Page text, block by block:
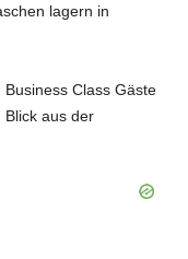
lagern in
Class Gäste
aus der